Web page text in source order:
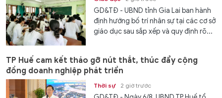
GD&TĐ - UBND tỉnh Gia Lai ban hành
định hướng bố trí nhân sự tại các cơ sở
giáo dục sau sắp xếp và quy định rõ...
TP Huế cam kết tháo gỡ nút thắt, thúc đẩy cộng
đồng doanh nghiệp phát triển
Thời sự 2 giờ trước